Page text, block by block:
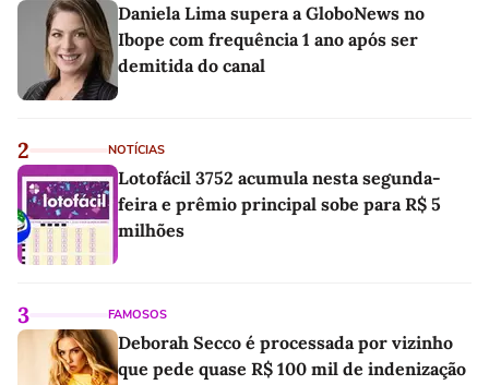
Daniela Lima supera a GloboNews no
Ibope com frequência 1 ano após ser
demitida do canal
2 NOTÍCIAS
Lotofácil 3752 acumula nesta segunda-
feira e prêmio principal sobe para R$ 5
milhões
3 FAMOSOS
Deborah Secco é processada por vizinho
que pede quase R$ 100 mil de indenização